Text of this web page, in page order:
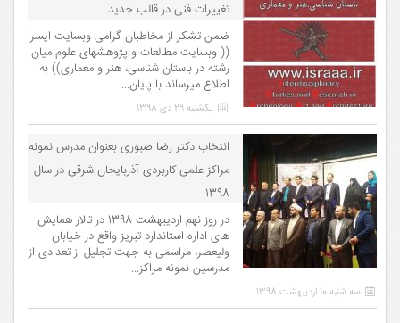
تغییرات فنی در قالب جدید
ضمن تشکر از مخاطبان گرامی وبسایت ایسرا
(( وبسایت مطالعات و پژوهشهای علوم میان
رشته در باستان شناسی، هنر و معماری)) به
اطلاع میرساند با پایان...
یکشنبه 29 دی 1398
انتخاب دکتر رضا صبوری بعنوان مدرس نمونه
مراکز علمی کاربردی آذربایجان شرقی در سال
1398
در روز نهم اردیبهشت 1398 در تالار همایش
های اداره استاندارد تبریز واقع در خیابان
ولیعصر، مراسمی به جهت تجلیل از تعدادی از
مدرسین نمونه مراکز...
سه شنبه 10 اردیبهشت 1398